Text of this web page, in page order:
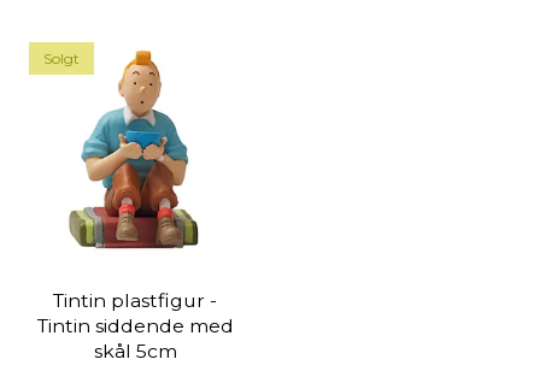
Solgt
Tintin plastfigur -
Tintin siddende med
skål 5cm